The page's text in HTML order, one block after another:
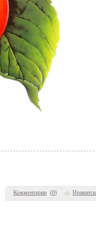
Комментарии (0) Нравится